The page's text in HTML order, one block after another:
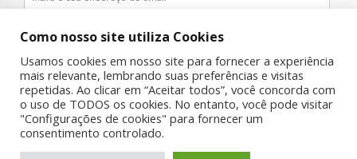
Copyright © 2019 UNIAD – Unidade de Pesquisa em Álcool e Drogas
Como nosso site utiliza Cookies
Usamos cookies em nosso site para fornecer a experiência
mais relevante, lembrando suas preferências e visitas
repetidas. Ao clicar em “Aceitar todos”, você concorda com
o uso de TODOS os cookies. No entanto, você pode visitar
"Configurações de cookies" para fornecer um
consentimento controlado.